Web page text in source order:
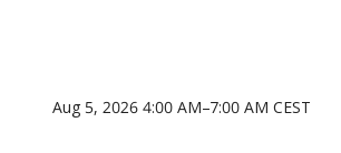
Aug 5, 2026 4:00 AM–7:00 AM CEST